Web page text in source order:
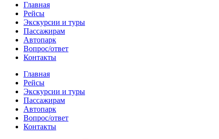
Главная
Рейсы
Экскурсии и туры
Пассажирам
Автопарк
Вопрос/ответ
Контакты
Главная
Рейсы
Экскурсии и туры
Пассажирам
Автопарк
Вопрос/ответ
Контакты